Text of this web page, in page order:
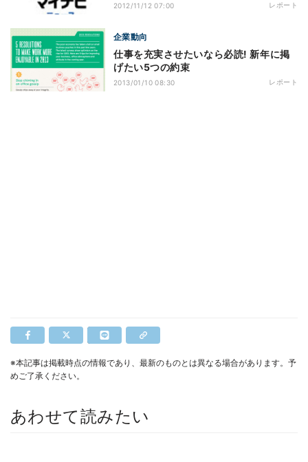
2012/11/12 07:00 レポート
企業動向
仕事を充実させたいなら必読! 新年に掲
げたい5つの約束
2013/01/10 08:30 レポート
※本記事は掲載時点の情報であり、最新のものとは異なる場合があります。予
めご了承ください。
あわせて読みたい